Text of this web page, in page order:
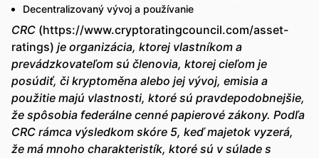
Decentralizovaný vývoj a používanie
CRC (https://www.cryptoratingcouncil.com/asset-
ratings) je organizácia, ktorej vlastníkom a
prevádzkovateľom sú členovia, ktorej cieľom je
posúdiť, či kryptoměna alebo jej vývoj, emisia a
použitie majú vlastnosti, ktoré sú pravdepodobnejšie,
že spôsobia federálne cenné papierové zákony. Podľa
CRC rámca výsledkom skóre 5, keď majetok vyzerá,
že má mnoho charakteristík, ktoré sú v súlade s